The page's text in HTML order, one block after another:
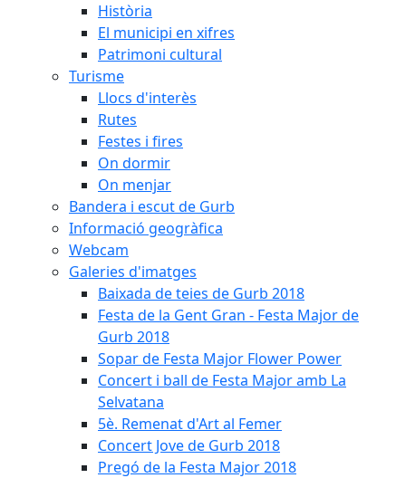
Història
El municipi en xifres
Patrimoni cultural
Turisme
Llocs d'interès
Rutes
Festes i fires
On dormir
On menjar
Bandera i escut de Gurb
Informació geogràfica
Webcam
Galeries d'imatges
Baixada de teies de Gurb 2018
Festa de la Gent Gran - Festa Major de
Gurb 2018
Sopar de Festa Major Flower Power
Concert i ball de Festa Major amb La
Selvatana
5è. Remenat d'Art al Femer
Concert Jove de Gurb 2018
Pregó de la Festa Major 2018